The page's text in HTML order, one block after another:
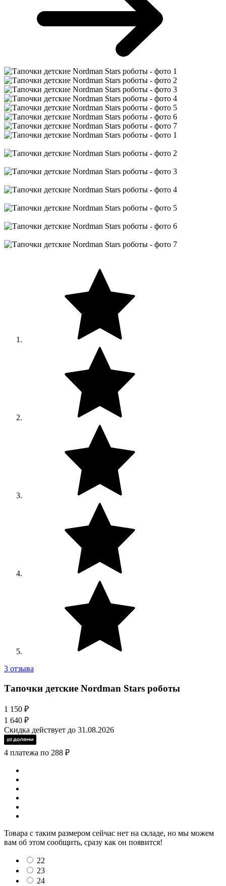
3 отзыва
Тапочки детские Nordman Stars роботы
1 150 ₽
1 640 ₽
Скидка действует до 31.08.2026
4 платежа по 288 ₽
Товара с таким размером сейчас нет на складе, но мы можем
вам об этом сообщить, сразу как он появится!
22
23
24